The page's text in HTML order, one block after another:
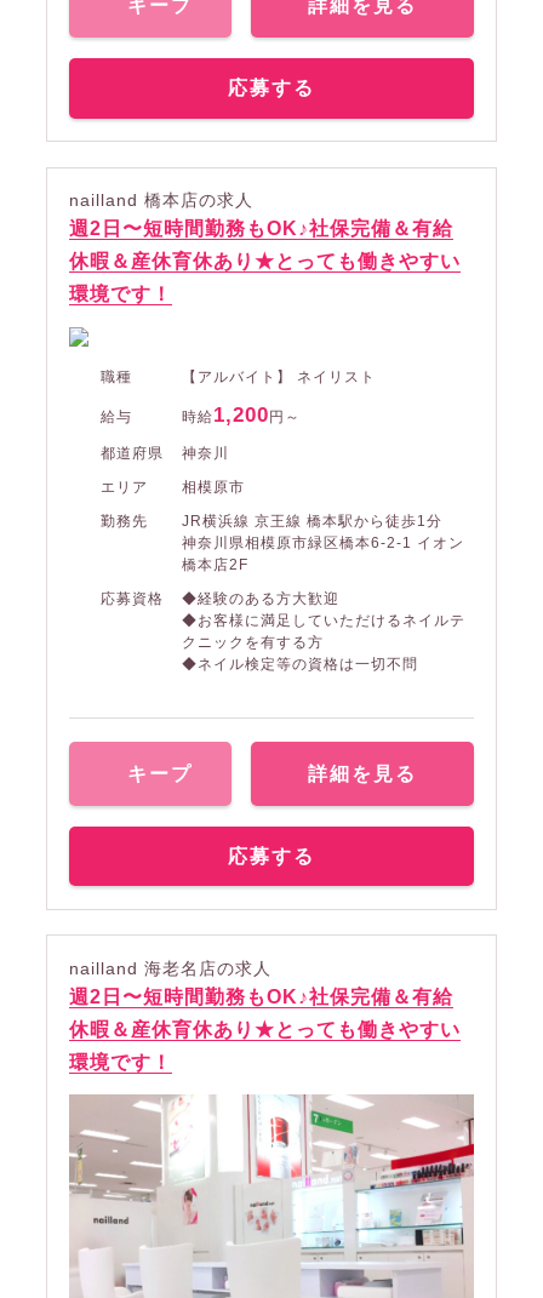
キープ 詳細を見る
応募する
nailland 橋本店の求人
週2日〜短時間勤務もOK♪社保完備＆有給
休暇＆産休育休あり★とっても働きやすい
環境です！
職種 【アルバイト】 ネイリスト
給与 時給1,200 円～
都道府県
神奈川
エリア
相模原市
勤務先
JR横浜線 京王線 橋本駅から徒歩1分
神奈川県相模原市緑区橋本6-2-1 イオン
橋本店2F
応募資格
◆経験のある方大歓迎
◆お客様に満足していただけるネイルテ
クニックを有する方
◆ネイル検定等の資格は一切不問
キープ 詳細を見る
応募する
nailland 海老名店の求人
週2日〜短時間勤務もOK♪社保完備＆有給
休暇＆産休育休あり★とっても働きやすい
環境です！